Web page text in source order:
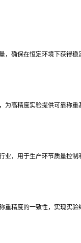
，确保在恒定环境下获得稳
高精度实验提供可靠称重
，用于生产环节质量控制
精度的一致性，实现实验